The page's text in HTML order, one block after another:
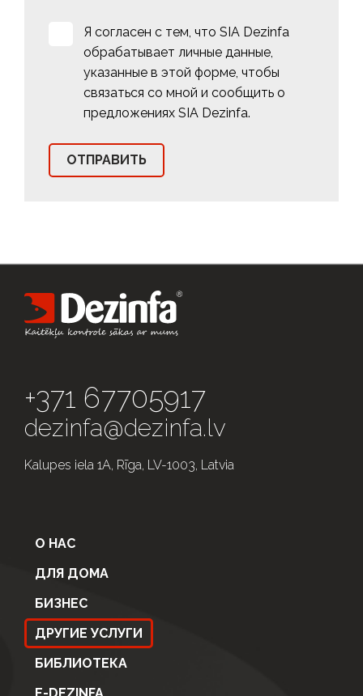
Я согласен с тем, что SIA Dezinfa
обрабатывает личные данные,
указанные в этой форме, чтобы
связаться со мной и сообщить о
предложениях SIA Dezinfa.
+371 67705917
dezinfa@dezinfa.lv
Kalupes iela 1A, Rīga, LV-1003, Latvia
О НАС
ДЛЯ ДОМА
БИЗНЕС
ДРУГИЕ УСЛУГИ
БИБЛИОТЕКА